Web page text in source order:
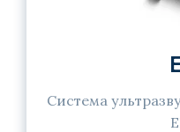
Система